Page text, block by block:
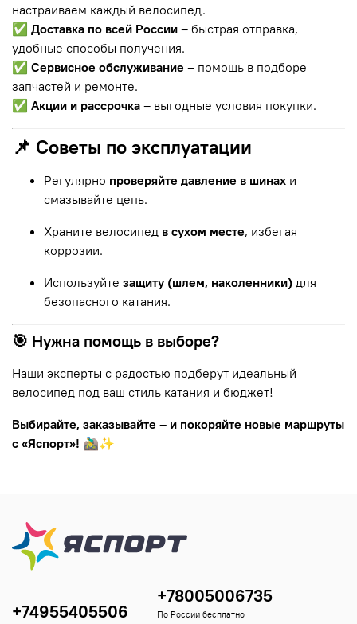
настраиваем каждый велосипед.
✅ Доставка по всей России – быстрая отправка,
удобные способы получения.
✅ Сервисное обслуживание – помощь в подборе
запчастей и ремонте.
✅ Акции и рассрочка – выгодные условия покупки.
📌 Советы по эксплуатации
Регулярно проверяйте давление в шинах и
смазывайте цепь.
Храните велосипед в сухом месте, избегая
коррозии.
Используйте защиту (шлем, наколенники) для
безопасного катания.
🎯 Нужна помощь в выборе?
Наши эксперты с радостью подберут идеальный
велосипед под ваш стиль катания и бюджет!
Выбирайте, заказывайте – и покоряйте новые маршруты
с «Яспорт»! 🚵‍♂️✨
+74955405506
+78005006735
По России бесплатно